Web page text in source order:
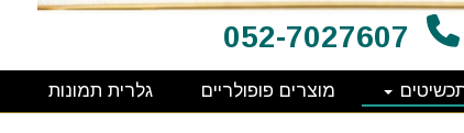
052-7027607
מוצרים פופולריים גלרית תמונות